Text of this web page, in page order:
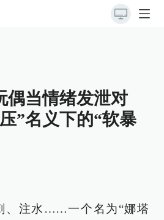
偶当情绪发泄对
”名义下的“软暴
、注水……一个名为“娜塔